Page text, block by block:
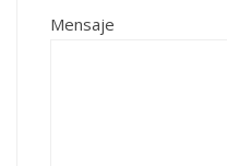
Mensaje